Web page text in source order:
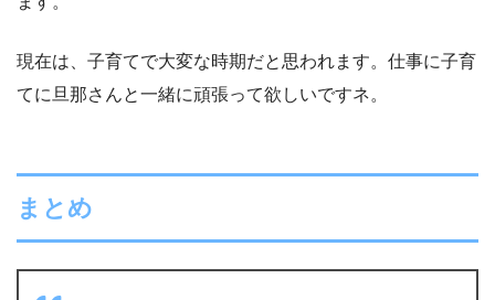
現在は、子育てで大変な時期だと思われます。仕事に子育
てに旦那さんと一緒に頑張って欲しいですネ。
まとめ